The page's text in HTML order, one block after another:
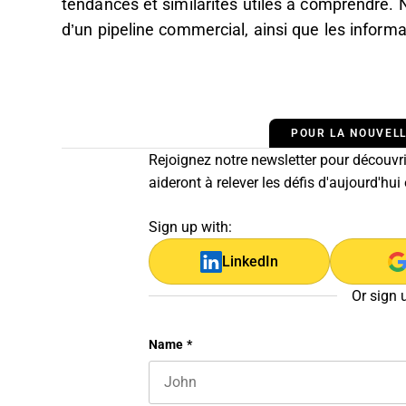
tendances et similarités utiles à comprendre.
d’un pipeline commercial, ainsi que les
POUR LA
Rejoignez notre newsletter pour
aideront à relever les défis d'aujourd'hui
Sign up with:
LinkedIn
Or sign
Name
Name *